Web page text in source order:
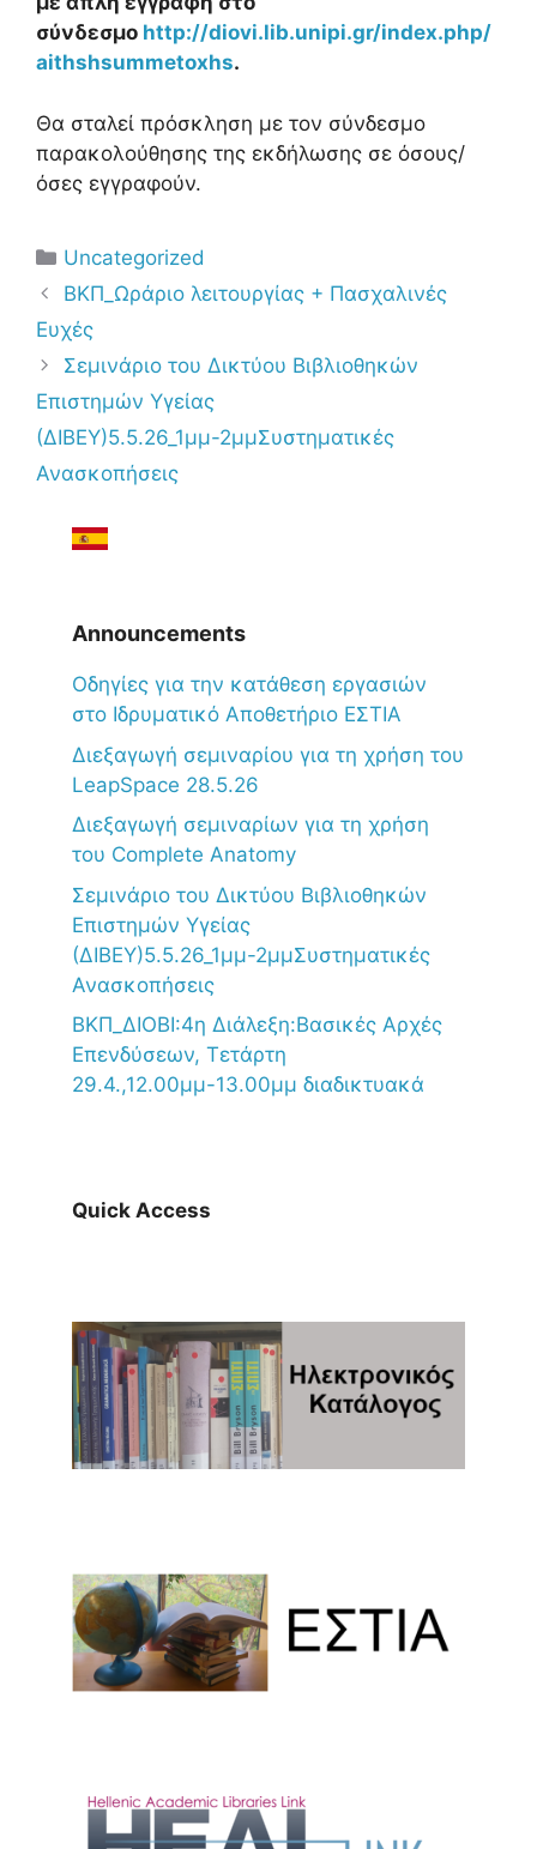
σύνδεσμο http://diovi.lib.unipi.gr/index.php/
aithshsummetoxhs.
Θα σταλεί πρόσκληση με τον σύνδεσμο
παρακολούθησης της εκδήλωσης σε όσους/
όσες εγγραφούν.
Uncategorized
ΒΚΠ_Ωράριο λειτουργίας + Πασχαλινές
Ευχές
Σεμινάριο του Δικτύου Βιβλιοθηκών
Επιστημών Υγείας
(ΔΙΒΕΥ)5.5.26_1μμ-2μμΣυστηματικές
Ανασκοπήσεις
Announcements
Oδηγίες για την κατάθεση εργασιών
στο Ιδρυματικό Αποθετήριο ΕΣΤΙΑ
Διεξαγωγή σεμιναρίου για τη χρήση του
LeapSpace 28.5.26
Διεξαγωγή σεμιναρίων για τη χρήση
του Complete Anatomy
Σεμινάριο του Δικτύου Βιβλιοθηκών
Επιστημών Υγείας
(ΔΙΒΕΥ)5.5.26_1μμ-2μμΣυστηματικές
Ανασκοπήσεις
ΒΚΠ_ΔΙΟΒΙ:4η Διάλεξη:Βασικές Αρχές
Επενδύσεων, Τετάρτη
29.4.,12.00μμ-13.00μμ διαδικτυακά
Quick Access